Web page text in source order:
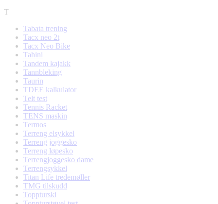
T
Tabata trening
Tacx neo 2t
Tacx Neo Bike
Tahini
Tandem kajakk
Tannbleking
Taurin
TDEE kalkulator
Telt test
Tennis Racket
TENS maskin
Termos
Terreng elsykkel
Terreng joggesko
Terreng løpesko
Terrengjoggesko dame
Terrengsykkel
Titan Life tredemøller
TMG tilskudd
Toppturski